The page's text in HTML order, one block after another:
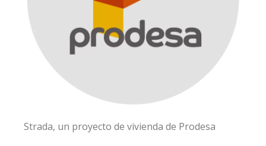
Strada, un proyecto de vivienda de Prodesa